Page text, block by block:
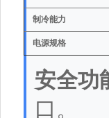
制冷能力
电源规格
安全功
口。